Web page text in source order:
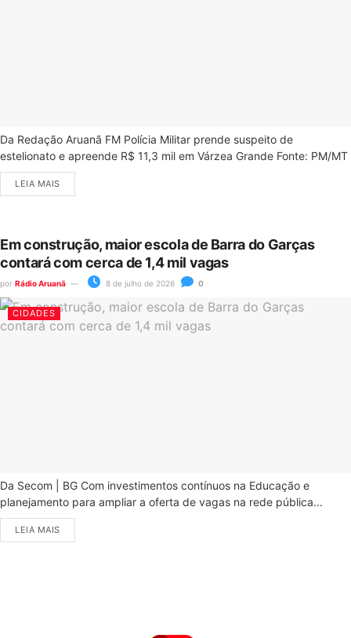
Da Redação Aruanã FM Polícia Militar prende suspeito de
estelionato e apreende R$ 11,3 mil em Várzea Grande Fonte: PM/MT
LEIA MAIS
Em construção, maior escola de Barra do Garças
contará com cerca de 1,4 mil vagas
por Rádio Aruanã 8 de julho de 2026 0
CIDADES
Da Secom | BG Com investimentos contínuos na Educação e
planejamento para ampliar a oferta de vagas na rede pública...
LEIA MAIS